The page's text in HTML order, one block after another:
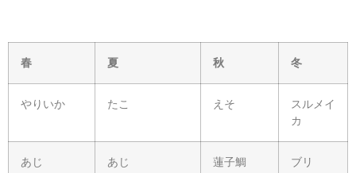
春 夏 秋 冬
やりいか たこ えそ
スルメイ
カ
あじ あじ 蓮子鯛 ブリ